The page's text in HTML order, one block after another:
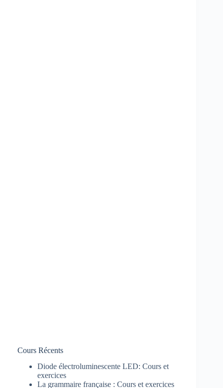
Cours Récents
Diode électroluminescente LED: Cours et
exercices
La grammaire française : Cours et exercices